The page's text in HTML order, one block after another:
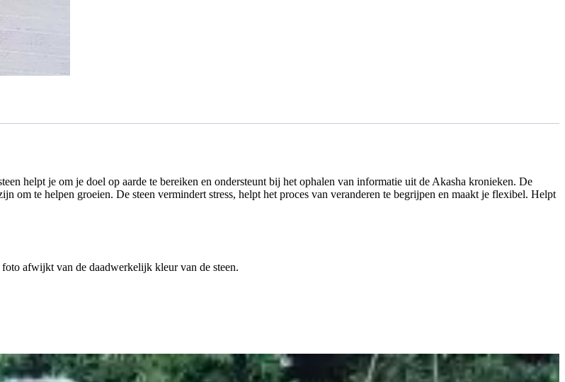
helpt je om je doel op aarde te bereiken en ondersteunt bij het ophalen van informatie uit de Akasha kronieken. De
om te helpen groeien. De steen vermindert stress, helpt het proces van veranderen te begrijpen en maakt je flexibel. Helpt
afwijkt van de daadwerkelijk kleur van de steen.